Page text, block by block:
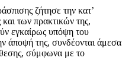
ζήτησε την κατ’
των πρακτικών της,
εγκαίρως υπόψη του
άποψή της, συνδέονται άμεσα
σύμφωνα με το